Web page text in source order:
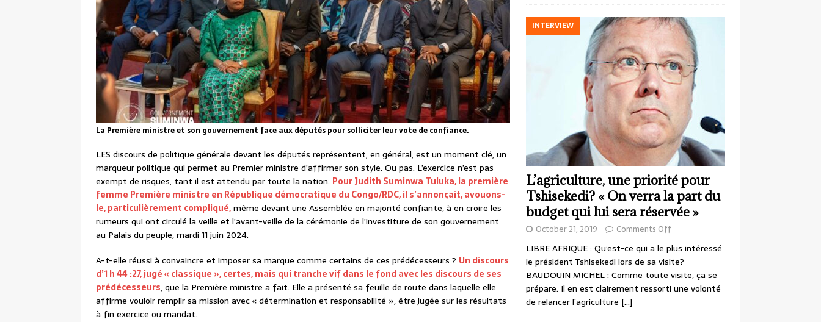
La Première ministre et son gouvernement face aux députés pour solliciter leur vote de confiance.
LES discours de politique générale devant les députés représentent, en général, est un moment clé, un
marqueur politique qui permet au Premier ministre d’affirmer son style. Ou pas. L’exercice n’est pas
exempt de risques, tant il est attendu par toute la nation. Pour Judith Suminwa Tuluka, la première
femme Première ministre en République démocratique du Congo/RDC, il s’annonçait, avouons-
le, particulièrement compliqué,même devant une Assemblée en majorité confiante, à en croire les
rumeurs qui ont circulé la veille et l’avant-veille de la cérémonie de l’investiture de son gouvernement
au Palais du peuple, mardi 11 juin 2024.
A-t-elle réussi à convaincre et imposer sa marque comme certains de ces prédécesseurs ? Un discours
d’1 h 44 :27, jugé « classique », certes, mais qui tranche vif dans le fond avec les discours de ses
prédécesseurs, que la Première ministre a fait. Elle a présenté sa feuille de route dans laquelle elle
affirme vouloir remplir sa mission avec « détermination et responsabilité », être jugée sur les résultats
à fin exercice ou mandat.
INTERVIEW
L’agriculture, une priorité pour
Tshisekedi? « On verra la part du
budget qui lui sera réservée »
October 21, 2019 Comments Off
LIBRE AFRIQUE : Qu’est-ce qui a le plus intéressé
le président Tshisekedi lors de sa visite?
BAUDOUIN MICHEL : Comme toute visite, ça se
prépare. Il en est clairement ressorti une volonté
de relancer l’agriculture […]